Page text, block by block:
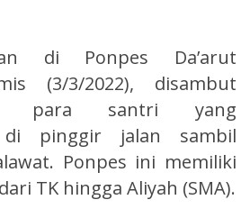
di Ponpes Da’arut
(3/3/2022), disambut
para santri yang
di pinggir jalan sambil
Ponpes ini memiliki
TK hingga Aliyah (SMA).